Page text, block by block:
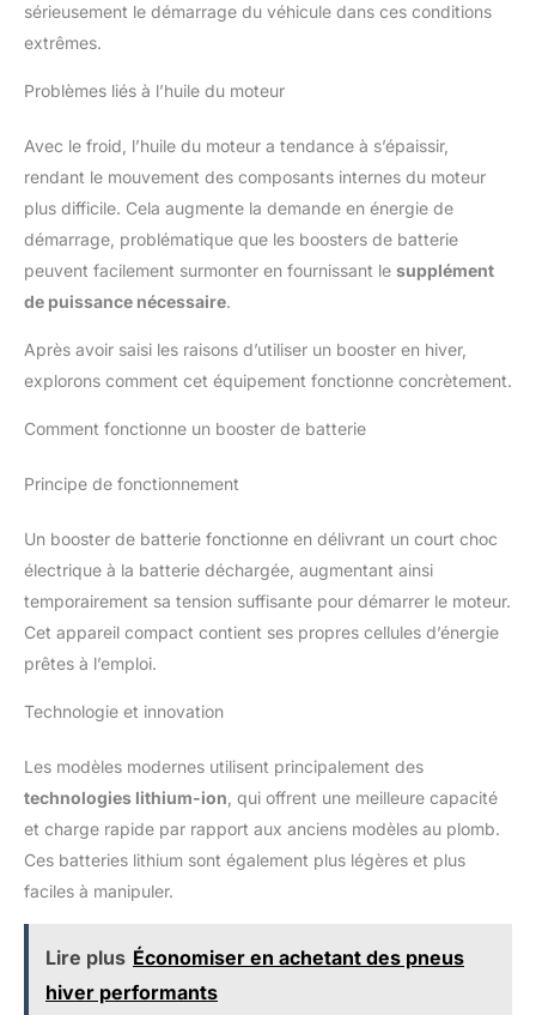
sérieusement le démarrage du véhicule dans ces conditions
extrêmes.
Problèmes liés à l’huile du moteur
Avec le froid, l’huile du moteur a tendance à s’épaissir,
rendant le mouvement des composants internes du moteur
plus difficile. Cela augmente la demande en énergie de
démarrage, problématique que les boosters de batterie
peuvent facilement surmonter en fournissant le supplément
de puissance nécessaire.
Après avoir saisi les raisons d’utiliser un booster en hiver,
explorons comment cet équipement fonctionne concrètement.
Comment fonctionne un booster de batterie
Principe de fonctionnement
Un booster de batterie fonctionne en délivrant un court choc
électrique à la batterie déchargée, augmentant ainsi
temporairement sa tension suffisante pour démarrer le moteur.
Cet appareil compact contient ses propres cellules d’énergie
prêtes à l’emploi.
Technologie et innovation
Les modèles modernes utilisent principalement des
technologies lithium-ion , qui offrent une meilleure capacité
et charge rapide par rapport aux anciens modèles au plomb.
Ces batteries lithium sont également plus légères et plus
faciles à manipuler.
Lire plus Économiser en achetant des pneus
hiver performants